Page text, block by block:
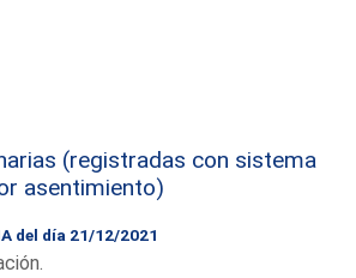
(registradas con sistema
asentimiento)
del día 21/12/2021